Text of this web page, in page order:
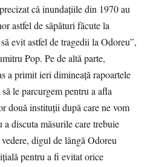
că inundaţiile din 1970 au
astfel de săpături făcute la
evit astfel de tragedii la Odoreu”,
Pop. Pe de altă parte,
a primit ieri dimineaţă rapoartele
le parcurgem pentru a afla
două instituţii după care ne vom
discuta măsurile care trebuie
digul de lângă Odoreu
pentru a fi evitat orice